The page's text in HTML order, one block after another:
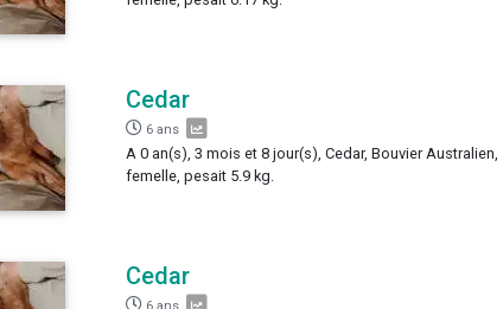
Cedar
6 ans
A 0 an(s), 3 mois et 8 jour(s), Cedar, Bouvier Australien,
femelle, pesait 5.9 kg.
Cedar
6 ans